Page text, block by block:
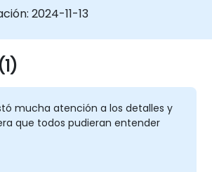
2024-11-13
mucha atención a los detalles y
que todos pudieran entender